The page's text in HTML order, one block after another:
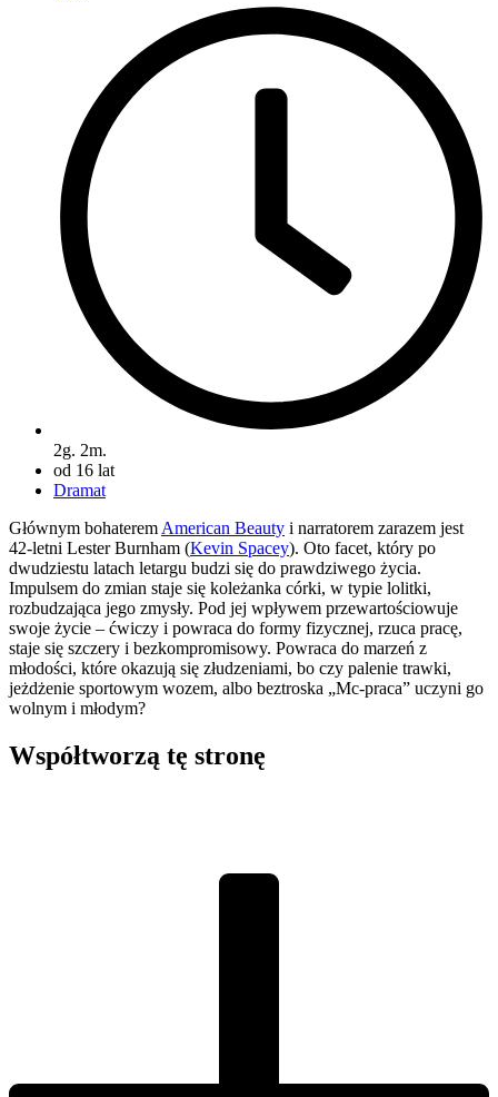
2g. 2m.
od 16 lat
Dramat
Głównym bohaterem American Beauty i narratorem zarazem jest
42-letni Lester Burnham (Kevin Spacey). Oto facet, który po
dwudziestu latach letargu budzi się do prawdziwego życia.
Impulsem do zmian staje się koleżanka córki, w typie lolitki,
rozbudzająca jego zmysły. Pod jej wpływem przewartościowuje
swoje życie – ćwiczy i powraca do formy fizycznej, rzuca pracę,
staje się szczery i bezkompromisowy. Powraca do marzeń z
młodości, które okazują się złudzeniami, bo czy palenie trawki,
jeżdżenie sportowym wozem, albo beztroska „Mc-praca” uczyni go
wolnym i młodym?
Współtworzą tę stronę